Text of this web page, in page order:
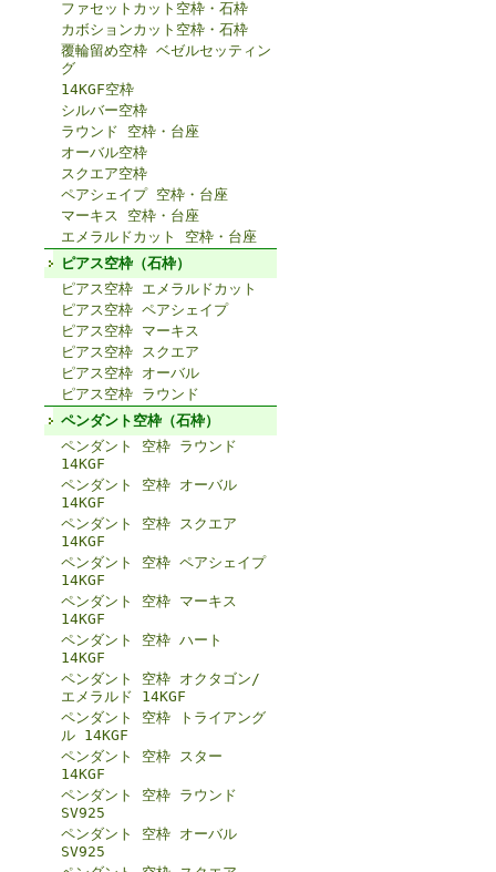
ファセットカット空枠・石枠
カボションカット空枠・石枠
覆輪留め空枠 ベゼルセッティン
グ
14KGF空枠
シルバー空枠
ラウンド 空枠・台座
オーバル空枠
スクエア空枠
ペアシェイプ 空枠・台座
マーキス 空枠・台座
エメラルドカット 空枠・台座
ピアス空枠（石枠）
ピアス空枠 エメラルドカット
ピアス空枠 ペアシェイプ
ピアス空枠 マーキス
ピアス空枠 スクエア
ピアス空枠 オーバル
ピアス空枠 ラウンド
ペンダント空枠（石枠）
ペンダント 空枠 ラウンド
14KGF
ペンダント 空枠 オーバル
14KGF
ペンダント 空枠 スクエア
14KGF
ペンダント 空枠 ペアシェイプ
14KGF
ペンダント 空枠 マーキス
14KGF
ペンダント 空枠 ハート
14KGF
ペンダント 空枠 オクタゴン/
エメラルド 14KGF
ペンダント 空枠 トライアング
ル 14KGF
ペンダント 空枠 スター
14KGF
ペンダント 空枠 ラウンド
SV925
ペンダント 空枠 オーバル
SV925